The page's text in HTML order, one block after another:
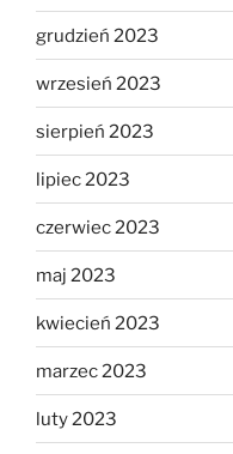
grudzień 2023
wrzesień 2023
sierpień 2023
lipiec 2023
czerwiec 2023
maj 2023
kwiecień 2023
marzec 2023
luty 2023